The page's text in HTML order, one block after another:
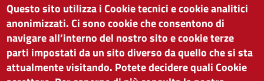
CAMERA DI COMMERCIO DI BOLZANO
via Alto Adige 60 | I-39100 Bolzano
tel. 0471 945 511 |info@camcom.bz.it
Questo sito utilizza i Cookie tecnici e cookie analitici
anonimizzati. Ci sono cookie che consentono di
navigare all’interno del nostro sito e cookie terze
parti impostati da un sito diverso da quello che si sta
attualmente visitando. Potete decidere quali Cookie